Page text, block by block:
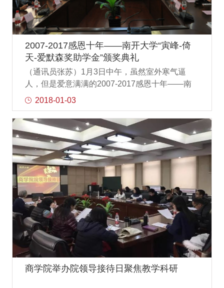
士，做党和人民的忠诚卫士！”胡一帆和董旭东在
入伍之前，学院开展军训专题座谈会，分享他们
爱国强军的青春故事，将这份强军重任传递给了
2017级的新生同学。董旭东讲解了征兵入伍的相
关政策，鼓励新生同学要敢于在艰苦的环境中接
之心。2017级工商管理专业的刘海欣在参与座谈
会，并学习总书记回信后说：“国家发展的重担在
我们这一代人的身上，我们要努力提高自身素
质，培养自身过硬的军事素养和能力。”除了胡一
帆和董旭
2007-2017感恩十年——南开大学“寅峰-倚
天-爱默森奖助学金”颁奖典礼
（通讯员张苏）1月3日中午，虽然室外寒气逼
人，但是爱意满满的2007-2017感恩十年——南
开大学“寅峰-倚天-爱默森奖、助学金”颁奖典礼在
管理系齐岳教授主持，参会嘉宾有倚天机构会计
师事务所有限公司田春红总经理、天津市爱默森
电气科技有限公司刘福艳副总经理、南开大学商
学院党委书记孙跃研究员、南开大学商学院党委
副书记兼副院长王坚老师，以及南开大学商学院
财务管理系的老师和获奖学生。寅峰-倚天-爱默森
奖、助学金从2007年至2017年已经持续十年资助
南开大学商学院财务管理系，获奖学生包括财务
管理专业二、三年级本科生和全体博士研究生，
特别是重点资助博士四年级以上的研究生。在颁
奖典礼上，孙跃书记、李莉系主任和齐岳副系主
任分别代表南开大学商学院和财务管理系向两家
机构十年如一、坚持不懈的支持表示了感谢，并
赠送了鲜花和证书。田春红总经理和刘福艳副总
2018-01-03
商学院举办院领导接待日聚焦教学科研